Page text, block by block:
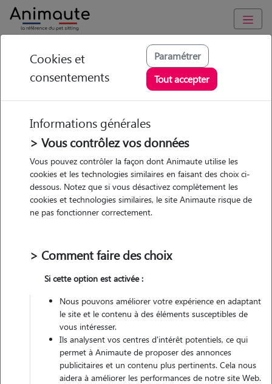
Animaute Bourgogne-Franche-Comte /Saône-et-Loire
Coralie - Petsitter à
LE CREUSOT
• 20 ans
Garde
chez le Pet Sitter
Véhiculé
Contacter
L'envoi d'une demande est sans engagement
Cookies et
consentements
Paramétrer
Tout accepter
Informations générales
> Vous contrôlez vos données
Vous pouvez contrôler la façon dont Animaute utilise les
cookies et les technologies similaires en faisant des choix ci-
dessous. Notez que si vous désactivez complètement les
cookies et technologies similaires, le site Animaute risque de
ne pas fonctionner correctement.
> Comment faire des choix
Si cette option est activée :
Nous pouvons améliorer votre expérience en adaptant
le site et le contenu à des éléments susceptibles de
vous intéresser.
Ils analysent vos centres d'intérêt potentiels, ce qui
permet à Animaute de proposer des annonces
publicitaires et un contenu plus pertinents. Cela nous
aidera à améliorer les performances de notre site Web.